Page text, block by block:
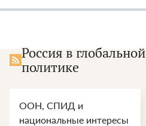
Россия в глобальной
политике
ООН, СПИД и
национальные интересы